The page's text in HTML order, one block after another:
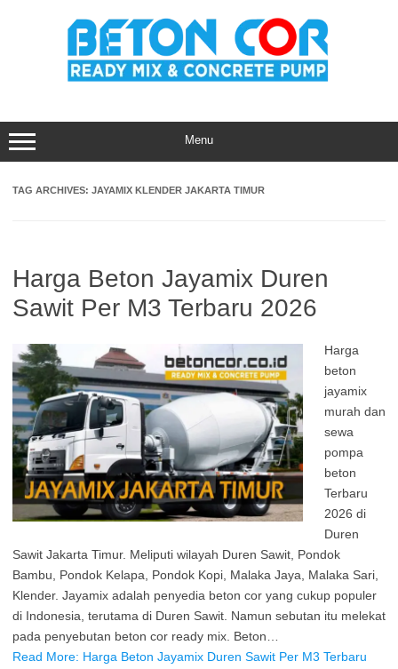
Menu
TAG ARCHIVES: JAYAMIX KLENDER JAKARTA TIMUR
Harga Beton Jayamix Duren
Sawit Per M3 Terbaru 2026
Harga
beton
jayamix
murah dan
sewa
pompa
beton
Terbaru
2026 di
Duren
Sawit Jakarta Timur. Meliputi wilayah Duren Sawit, Pondok
Bambu, Pondok Kelapa, Pondok Kopi, Malaka Jaya, Malaka Sari,
Klender. Jayamix adalah penyedia beton cor yang cukup populer
di Indonesia, terutama di Duren Sawit. Namun sebutan itu melekat
pada penyebutan beton cor ready mix. Beton…
Read More: Harga Beton Jayamix Duren Sawit Per M3 Terbaru